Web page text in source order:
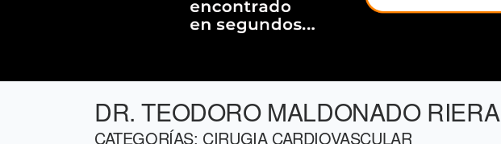
DR. TEODORO MALDONADO RIERA
CATEGORÍAS: CIRUGIA CARDIOVASCULAR